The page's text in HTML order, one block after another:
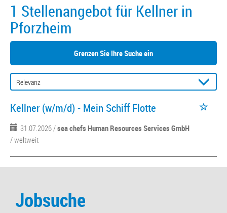
1 Stellenangebot für Kellner in
Pforzheim
Grenzen Sie Ihre Suche ein
Kellner (w/m/d) - Mein Schiff Flotte
31.07.2026 /sea chefs Human Resources Services GmbH
/ weltweit
Jobsuche